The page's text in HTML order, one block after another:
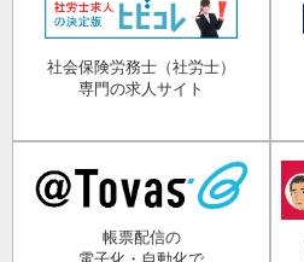
社会保険労務士（社労士）
専門の求人サイト
帳票配信の